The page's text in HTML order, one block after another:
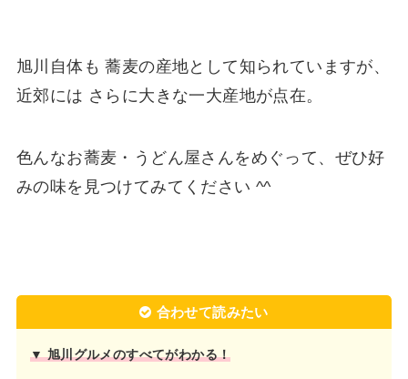
旭川自体も 蕎麦の産地として知られていますが、
近郊には さらに大きな一大産地が点在。
色んなお蕎麦・うどん屋さんをめぐって、ぜひ好
みの味を見つけてみてください ^^
合わせて読みたい
▼ 旭川グルメのすべてがわかる！